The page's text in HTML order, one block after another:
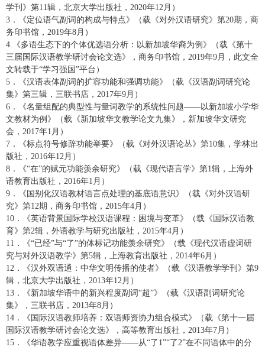
学刊》第11 辑，北京大学出版社， 2020年12 月）
3 ．《定位语气副词的构成与特点》（载《对外汉语研究》第20期，商
务印书馆， 2019年8 月）
4.
《多语生态下的个体优选语分析：以新加坡华裔为例》（载《第十
三届国际汉语教学研讨会论文选》，商务印书馆， 2019年9 月，此文全
文转载于“学习强国”平台）
5 ．《汉语表体副词的扩容功能和强调功能》（载《汉语副词研究论
集》第三辑，三联书店， 2017年9 月）
6 ．《名量组配的典型性与量词教学的系统性问题——以新加坡小学华
文教材为例》（载《新加坡华文教学论文九集》，新加坡华文研究
会， 2017年1 月）
7 ．《标点符号修辞功能举要》（载《对外汉语论丛》第10集，学林出
版社， 2016年12 月）
8 ．《“在”的赋元功能羡余研究》（载《现代语言学》第1 辑，上海外
语教育出版社， 2016年1 月）
9 ．《国别化汉语教材语言点处理的基底语意识》（载《对外汉语研
究》第12期，商务印书馆， 2015年4 月）
10 ．《英语背景国际学校汉语课程：困境与变革》（载《国际汉语教
育》第2辑，外语教学与研究出版社， 2015年4 月）
11 ．《“已经”与“了”的体标记功能羡余研究》（载《现代汉语虚词研
究与对外汉语教学》第5辑，上海教育出版社， 2014年6 月）
12 ．《汉外双语通：中华文明传播的使者》（载《汉语教学学刊》第9
辑，北京大学出版社， 2013年12 月）
13 ．《新加坡华语中的新兴程度副词 “超”》（载《汉语副词研究论
集》，三联书店， 2013年8 月）
14 ．《国际汉语教师培养：双语师资协力组合模式》（载《第十一届
国际汉语教学研讨会论文选》，高等教育出版社， 2013年7 月）
15 ．《华语教学应重视语体差异——从“了 1”“了 2”在不同语体中的分